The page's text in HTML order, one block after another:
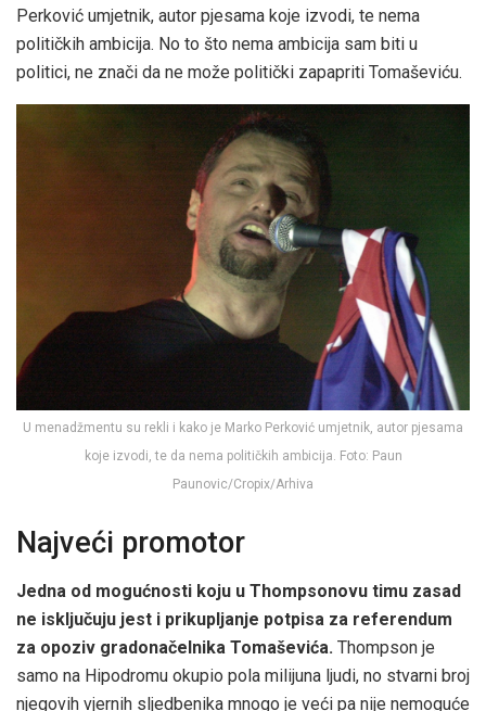
Perković umjetnik, autor pjesama koje izvodi, te nema
političkih ambicija. No to što nema ambicija sam biti u
politici, ne znači da ne može politički zapapriti Tomaševiću.
U menadžmentu su rekli i kako je Marko Perković umjetnik, autor pjesama
koje izvodi, te da nema političkih ambicija. Foto: Paun
Paunovic/Cropix/Arhiva
Najveći promotor
Jedna od mogućnosti koju u Thompsonovu timu zasad
ne isključuju jest i prikupljanje potpisa za referendum
za opoziv gradonačelnika Tomaševića. Thompson je
samo na Hipodromu okupio pola milijuna ljudi, no stvarni broj
njegovih vjernih sljedbenika mnogo je veći pa nije nemoguće